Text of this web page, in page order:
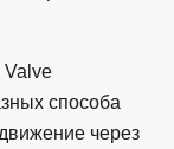
Valve
способа
через